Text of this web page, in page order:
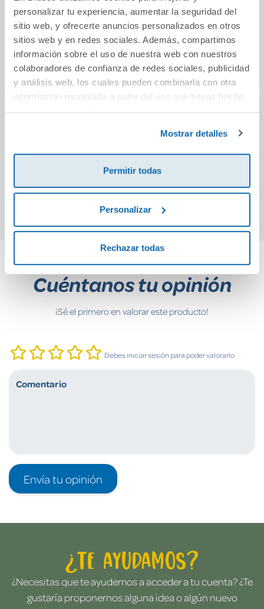
personalizar tu experiencia, aumentar la seguridad del
sitio web, y ofrecerte anuncios personalizados en otros
sitios web y en redes sociales. Además, compartimos
información sobre el uso de nuestra web con nuestros
colaboradores de confianza de redes sociales, publicidad
y análisis web, los cuales pueden combinarla con otra
información recopilada a partir del uso que hayas hecho
Mostrar detalles
Permitir todas
Personalizar
Rechazar todas
y diversiones
Comprar
Motricidad,
Coordinación
9,76€
Comprar
Cuéntanos tu opinión
¡Sé el primero en valorar este producto!
Debes iniciar sesión para poder valorarlo
Envía tu opinión
¿Te ayudamos?
¿Necesitas que te ayudemos a acceder a tu cuenta? ¿Te
gustaría proponernos alguna idea o algún nuevo